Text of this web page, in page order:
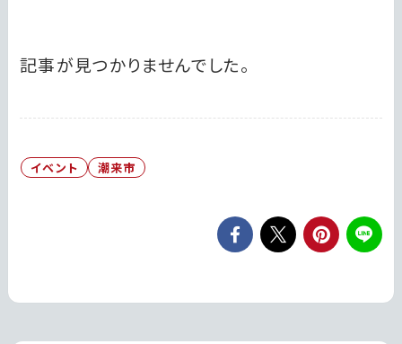
記事が見つかりませんでした。
イベント 潮来市